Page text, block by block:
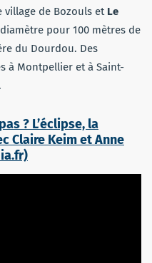
village de Bozouls et Le
pour 100 mètres de
du Dourdou. Des
à Montpellier et à Saint-
? L’éclipse, la
Claire Keim et Anne